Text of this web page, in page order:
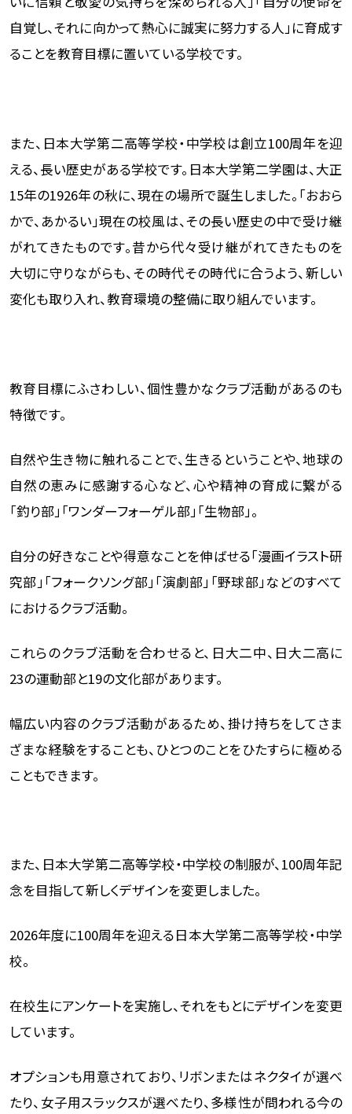
自覚し、それに向かって熱心に誠実に努力する人」に育成す
ることを教育目標に置いている学校です。
また、日本大学第二高等学校・中学校は創立100周年を迎
える、長い歴史がある学校です。日本大学第二学園は、大正
15年の1926年の秋に、現在の場所で誕生しました。「おおら
かで、あかるい」現在の校風は、その長い歴史の中で受け継
がれてきたものです。昔から代々受け継がれてきたものを
大切に守りながらも、その時代その時代に合うよう、新しい
変化も取り入れ、教育環境の整備に取り組んでいます。
教育目標にふさわしい、個性豊かなクラブ活動があるのも
特徴です。
自然や生き物に触れることで、生きるということや、地球の
自然の恵みに感謝する心など、心や精神の育成に繋がる
「釣り部」「ワンダーフォーゲル部」「生物部」。
自分の好きなことや得意なことを伸ばせる「漫画イラスト研
究部」「フォークソング部」「演劇部」「野球部」などのすべて
におけるクラブ活動。
これらのクラブ活動を合わせると、日大二中、日大二高に
23の運動部と19の文化部があります。
幅広い内容のクラブ活動があるため、掛け持ちをしてさま
ざまな経験をすることも、ひとつのことをひたすらに極める
こともできます。
また、日本大学第二高等学校・中学校の制服が、100周年記
念を目指して新しくデザインを変更しました。
2026年度に100周年を迎える日本大学第二高等学校・中学
校。
在校生にアンケートを実施し、それをもとにデザインを変更
しています。
オプションも用意されており、リボンまたはネクタイが選べ
たり、女子用スラックスが選べたり、多様性が問われる今の